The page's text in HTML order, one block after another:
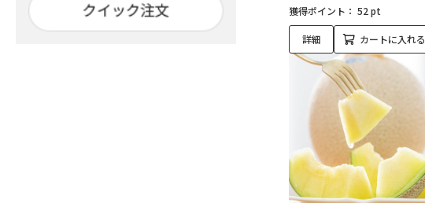
獲得ポイント： 52 pt
詳細 カートに入れる